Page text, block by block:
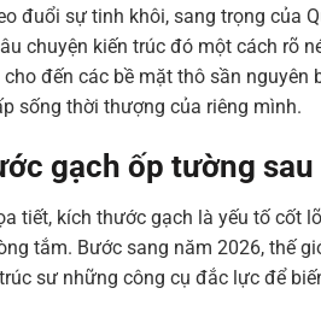
đuổi sự tinh khôi, sang trọng của
chuyện kiến trúc đó một cách rõ
đến các bề mặt thô sần
sống thời thượng của riêng mình.
gạch ốp tường
tiết, kích thước gạch là yếu tố cốt
tắm. Bước sang năm 2026, thế
sư những công cụ đắc lực để